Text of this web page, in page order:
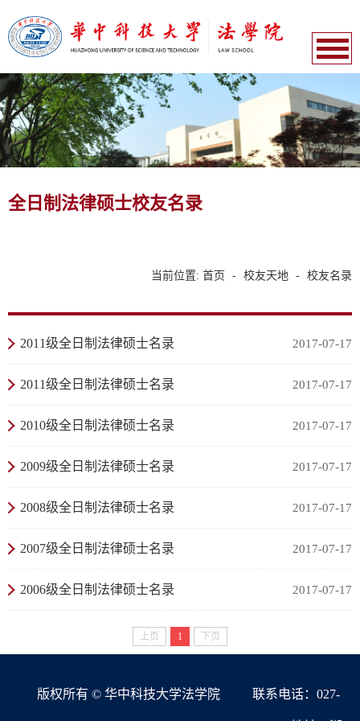
全日制法律硕士校友名录
当前位置: 首页 - 校友天地 - 校友名录
2011级全日制法律硕士名录 2017-07-17
2011级全日制法律硕士名录 2017-07-17
2010级全日制法律硕士名录 2017-07-17
2009级全日制法律硕士名录 2017-07-17
2008级全日制法律硕士名录 2017-07-17
2007级全日制法律硕士名录 2017-07-17
2006级全日制法律硕士名录 2017-07-17
上页 1 下页
版权所有 © 华中科技大学法学院 联系电话：027-